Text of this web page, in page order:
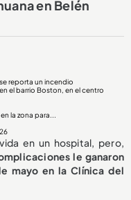
en Belén
reporta un incendio
el barrio Boston, en el centro
la zona para...
en un hospital, pero,
le ganaron
mayo en la Clínica del